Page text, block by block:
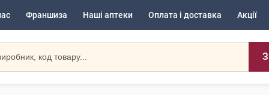
Франшиза Наші аптеки Оплата і доставка Акції